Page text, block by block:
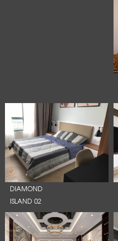
DIAMOND
ISLAND 02